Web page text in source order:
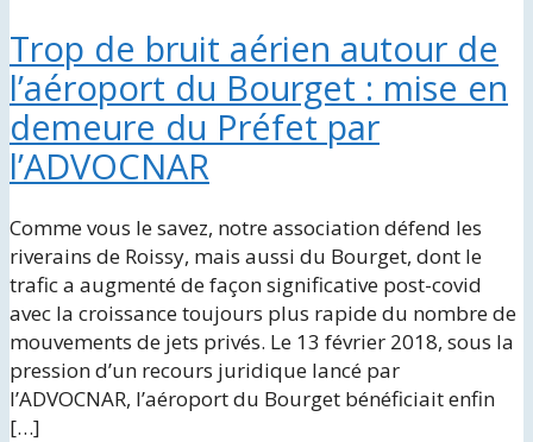
Trop de bruit aérien autour de
l’aéroport du Bourget : mise en
demeure du Préfet par
l’ADVOCNAR
Comme vous le savez, notre association défend les
riverains de Roissy, mais aussi du Bourget, dont le
trafic a augmenté de façon significative post-covid
avec la croissance toujours plus rapide du nombre de
mouvements de jets privés. Le 13 février 2018, sous la
pression d’un recours juridique lancé par
l’ADVOCNAR, l’aéroport du Bourget bénéficiait enfin
[…]